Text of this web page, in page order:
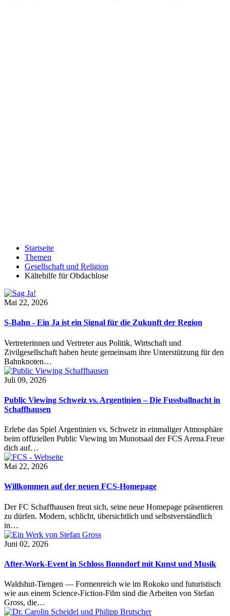
Startseite
Themen
Gesellschaft und Religion
Kältehilfe für Obdachlose
Mai 22, 2026
S-Bahn - Ein Ja ist ein Signal für die Zukunft der Region
Vertreterinnen und Vertreter aus Politik, Wirtschaft und
Zivilgesellschaft haben heute gemeinsam ihre Unterstützung für den
Bahnknoten…
Juli 09, 2026
Public Viewing Schweiz vs. Argentinien – Die Fussballnacht in
Schaffhausen
Erlebe das Spiel Argentinien vs. Schweiz in einmaliger Atmosphäre
beim offiziellen Public Viewing im Munotsaal der FCS Arena.Freue
dich auf…
Mai 22, 2026
Willkommen auf der neuen FCS-Homepage
Der FC Schaffhausen freut sich, seine neue Homepage präsentieren
zu dürfen. Modern, schlicht, übersichtlich und selbstverständlich
in…
Juni 02, 2026
After-Work-Event in Schloss Bonndorf mit Kunst und Musik
Waldshut-Tiengen — Formenreich wie im Rokoko und futuristisch
wie aus einem Science-Fiction-Film sind die Arbeiten von Stefan
Gross, die…